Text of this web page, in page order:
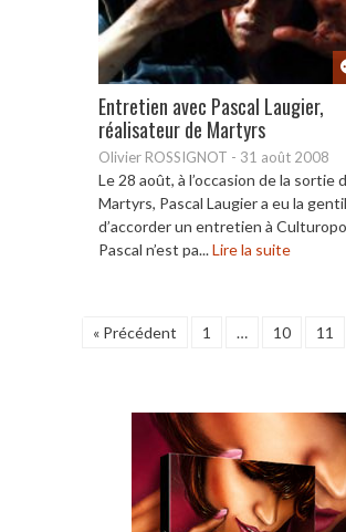
Entretien avec Pascal Laugier,
réalisateur de Martyrs
Olivier ROSSIGNOT - 31 août 2008
Le 28 août, à l’occasion de la sortie
Martyrs, Pascal Laugier a eu la
d’accorder un entretien à
Pascal n’est pa...Lire la suite
« Précédent 1 … 10 11